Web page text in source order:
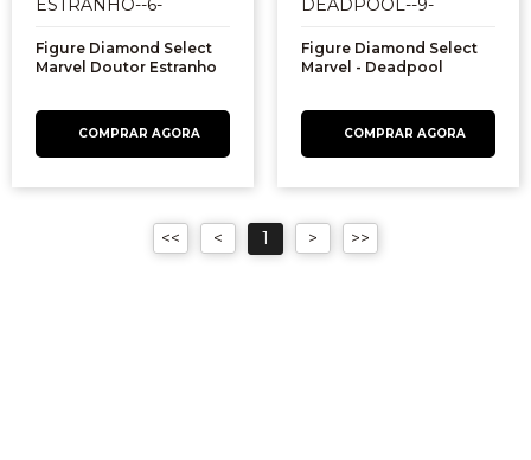
Figure Diamond Select
Marvel Doutor Estranho
Figure Diamond Select
Marvel - Deadpool
1